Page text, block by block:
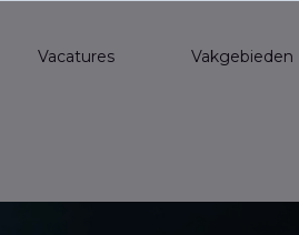
Vacatures Vakgebieden